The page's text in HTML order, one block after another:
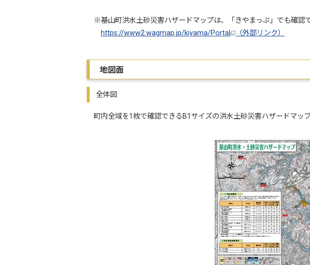
※基山町洪水土砂災害ハザードマップは、「きやまっぷ」でも確認で
https://www2.wagmap.jp/kiyama/Portal
（外部リンク）
地図面
全体図
町内全域を1枚で確認できるB1サイズの洪水土砂災害ハザードマッ